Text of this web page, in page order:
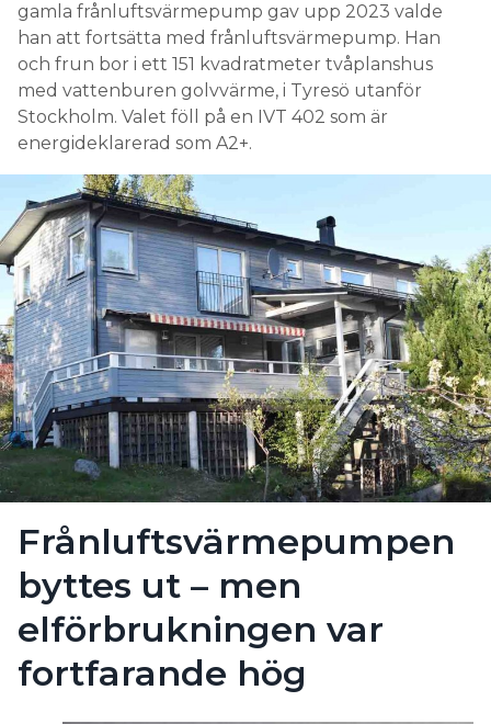
gamla frånluftsvärmepump gav upp 2023 valde
han att fortsätta med frånluftsvärmepump. Han
och frun bor i ett 151 kvadratmeter tvåplanshus
med vattenburen golvvärme, i Tyresö utanför
Stockholm. Valet föll på en IVT 402 som är
energideklarerad som A2+.
Frånluftsvärmepumpen
byttes ut – men
elförbrukningen var
fortfarande hög